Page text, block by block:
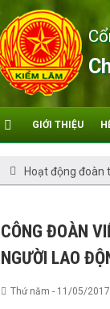
GIỚI THIỆU
Hoạt động đoàn
CÔNG ĐOÀN
NGƯỜI LAO
Thứ năm - 11/05/